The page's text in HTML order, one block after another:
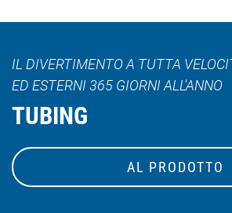
IL DIVERTIMENTO A TUTTA
ED ESTERNI 365 GIORNI ALL'ANNO
TUBING
AL PRODOTTO